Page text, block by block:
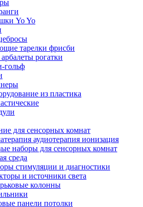
Yo Yo
тарелки фрисби
рогатки
гольф
из пластика
для сенсорных комнат
аудиотерапия ионизация
наборы для сенсорных комнат
среда
стимуляции и диагностики
и источники света
колонны
панели потолки